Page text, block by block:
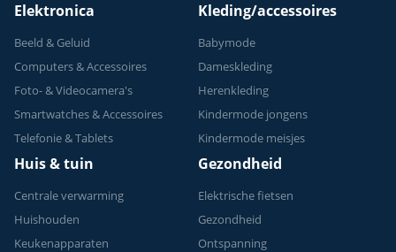
Elektronica
Beeld & Geluid
Computers & Accessoires
Foto- & Videocamera's
Smartwatches & Accessoires
Telefonie & Tablets
Kleding/accessoires
Babymode
Dameskleding
Herenkleding
Kindermode jongens
Kindermode meisjes
Huis & tuin
Centrale verwarming
Huishouden
Keukenapparaten
Gezondheid
Elektrische fietsen
Gezondheid
Ontspanning